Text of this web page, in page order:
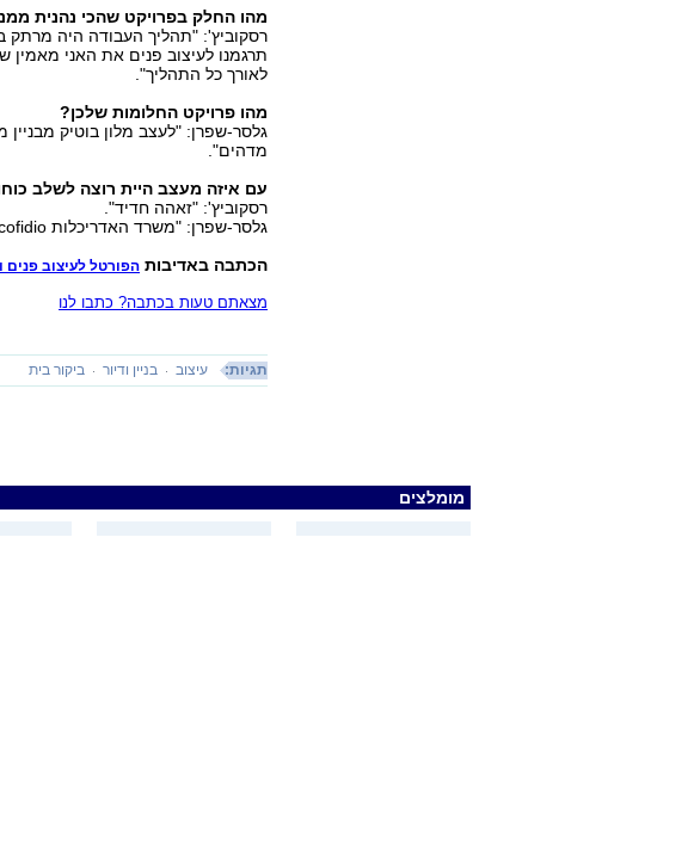
מהו החלק בפרויקט שהכי נהנית
רסקוביץ': "תהליך העבודה היה מרתק
תרגמנו לעיצוב פנים את האני מאמין
לאורך כל התהליך".
מהו פרויקט החלומות שלכן?
גלסר-שפרן: "לעצב מלון בוטיק מבניין
מדהים".
עם איזה מעצב היית רוצה לשלב
רסקוביץ': "זאהה חדיד".
גלסר-שפרן: "משרד האדריכלות Diller Scofidio".
הכתבה באדיבות הפורטל לעיצוב פנים
מצאתם טעות בכתבה? כתבו לנו
תגיות: עיצוב בניין ודיור ביקור בית
מומלצים